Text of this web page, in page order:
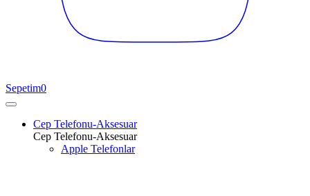
Sepetim0
Cep Telefonu-Aksesuar
Cep Telefonu-Aksesuar
Apple Telefonlar